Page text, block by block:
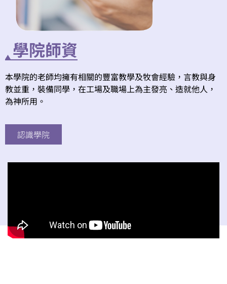
學院師資
本學院的老師均擁有相關的豐富教學及牧會經驗，言教與身
教並重，裝備同學，在工場及職場上為主發亮、造就他人，
為神所用。
認識學院